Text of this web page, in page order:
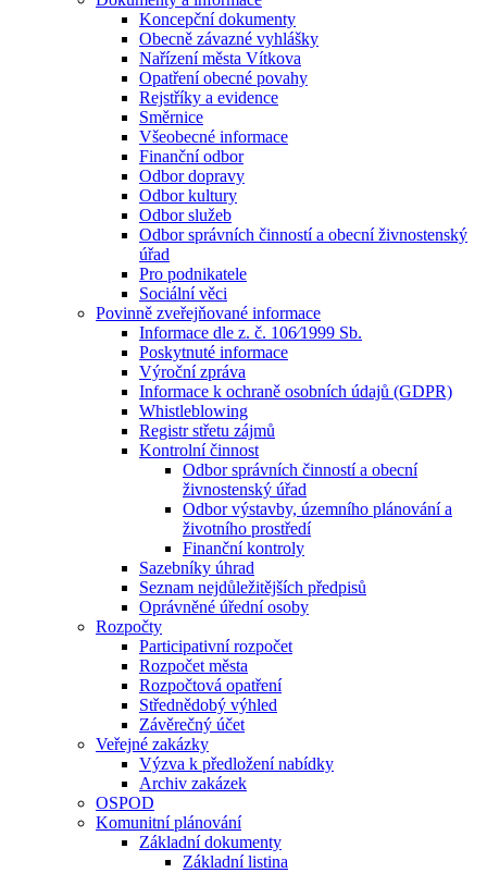
Koncepční dokumenty
Obecně závazné vyhlášky
Nařízení města Vítkova
Opatření obecné povahy
Rejstříky a evidence
Směrnice
Všeobecné informace
Finanční odbor
Odbor dopravy
Odbor kultury
Odbor služeb
Odbor správních činností a obecní živnostenský
úřad
Pro podnikatele
Sociální věci
Povinně zveřejňované informace
Informace dle z. č. 106⁄1999 Sb.
Poskytnuté informace
Výroční zpráva
Informace k ochraně osobních údajů (GDPR)
Whistleblowing
Registr střetu zájmů
Kontrolní činnost
Odbor správních činností a obecní
živnostenský úřad
Odbor výstavby, územního plánování a
životního prostředí
Finanční kontroly
Sazebníky úhrad
Seznam nejdůležitějších předpisů
Oprávněné úřední osoby
Rozpočty
Participativní rozpočet
Rozpočet města
Rozpočtová opatření
Střednědobý výhled
Závěrečný účet
Veřejné zakázky
Výzva k předložení nabídky
Archiv zakázek
OSPOD
Komunitní plánování
Základní dokumenty
Základní listina